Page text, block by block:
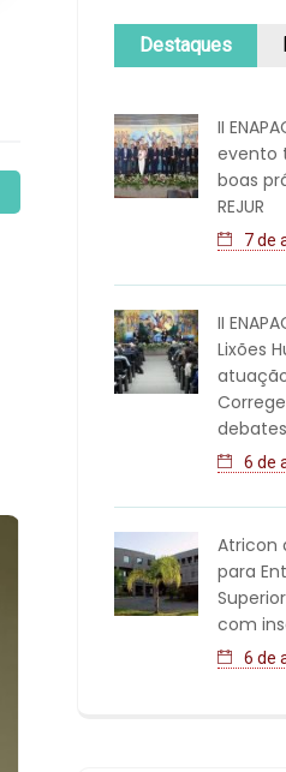
Destaques
II
evento
boas
REJUR
7 de
II
Lixões
debates
6 de
Atricon
para
com
6 de